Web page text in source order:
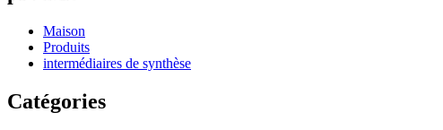
Maison
Produits
intermédiaires de synthèse
Catégories